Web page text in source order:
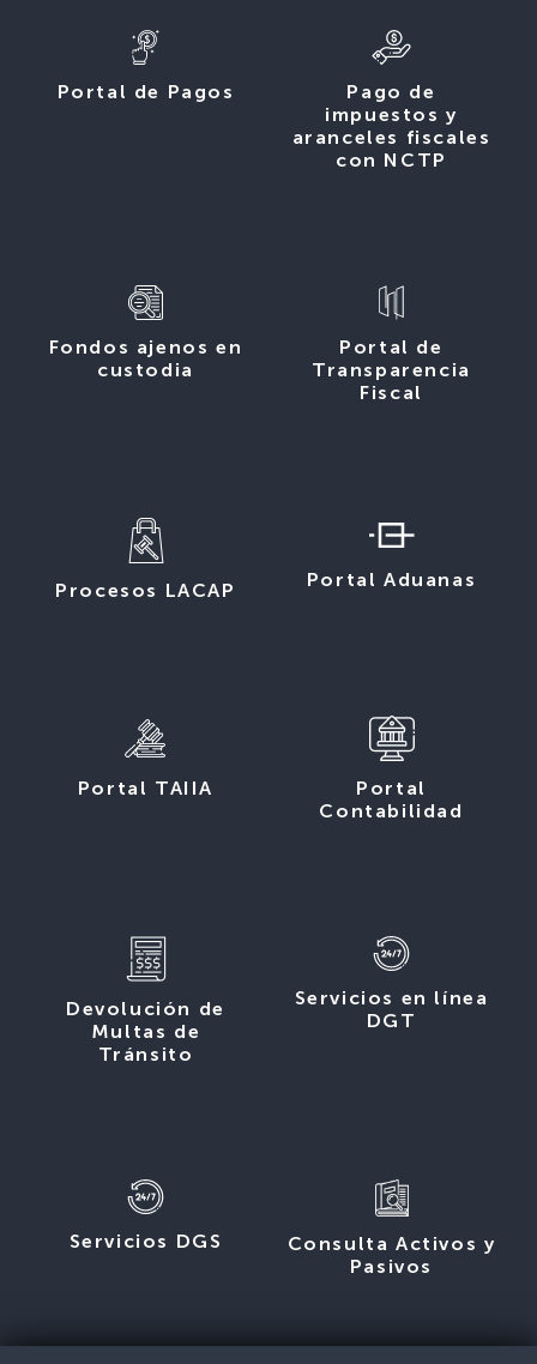
Portal de Pagos
Pago de
impuestos y
aranceles fiscales
con NCTP
Fondos ajenos en
custodia
Portal de
Transparencia
Fiscal
Procesos LACAP
Portal Aduanas
Portal TAIIA
Portal
Contabilidad
Devolución de
Multas de
Tránsito
Servicios en línea
DGT
Servicios DGS
Consulta Activos y
Pasivos